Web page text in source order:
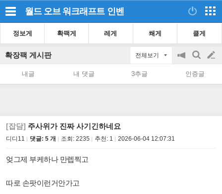
월드 오브 워크래프트 인벤
정보게 확팩게 레게 쐐게 클게
확장팩 게시판 전체보기
공
on/off
검
색
글
쓰
내글 내 댓글 3추글 인증글
[잡담] 주사위가 진짜 사기긴하네요
디디11 댓글: 5 개 조회: 2235 추천: 1 2026-06-04 12:07:31
엊그제 부케하나 만렙찍고
따로 손팟이런거안가고